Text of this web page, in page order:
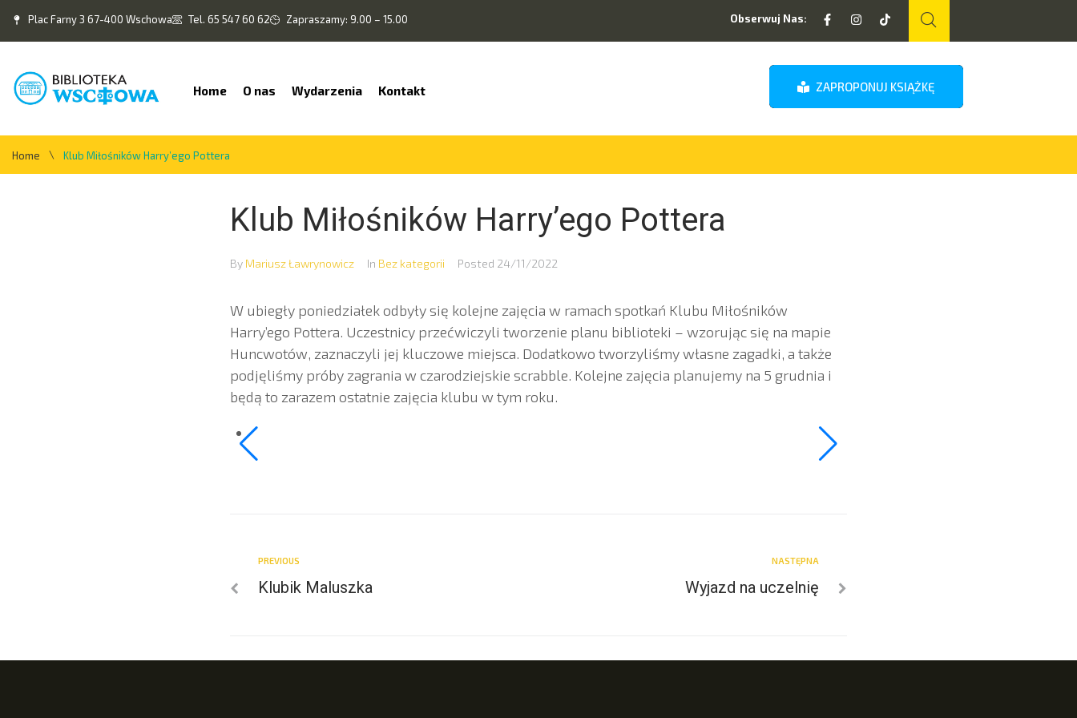
Plac Farny 3 67-400 Wschowa Tel. 65 547 60 62 Zapraszamy: 9.00 – 15.00 Obserwuj Nas:
Home O nas Wydarzenia Kontakt ZAPROPONUJ KSIĄŻKĘ
Home \ Klub Miłośników Harry’ego Pottera
Klub Miłośników Harry’ego Pottera
By Mariusz Ławrynowicz In Bez kategorii Posted 24/11/2022
W ubiegły poniedziałek odbyły się kolejne zajęcia w ramach spotkań Klubu Miłośników
Harry’ego Pottera. Uczestnicy przećwiczyli tworzenie planu biblioteki – wzorując się na mapie
Huncwotów, zaznaczyli jej kluczowe miejsca. Dodatkowo tworzyliśmy własne zagadki, a także
podjęliśmy próby zagrania w czarodziejskie scrabble. Kolejne zajęcia planujemy na 5 grudnia i
będą to zarazem ostatnie zajęcia klubu w tym roku.
PREVIOUS
Klubik Maluszka
NASTĘPNA
Wyjazd na uczelnię